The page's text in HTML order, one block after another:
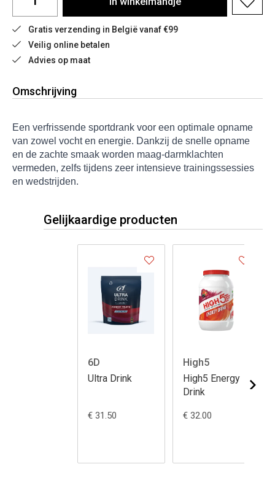
Gratis verzending in België vanaf €99
Veilig online betalen
Advies op maat
Omschrijving
Een verfrissende sportdrank voor een optimale opname
van zowel vocht en energie. Dankzij de snelle opname
en de zachte smaak worden maag-darmklachten
vermeden, zelfs tijdens zeer intensieve trainingssessies
en wedstrijden.
Gelijkaardige producten
6D
Ultra Drink
€ 31.50
High5
High5 Energy
Drink
€ 32.00